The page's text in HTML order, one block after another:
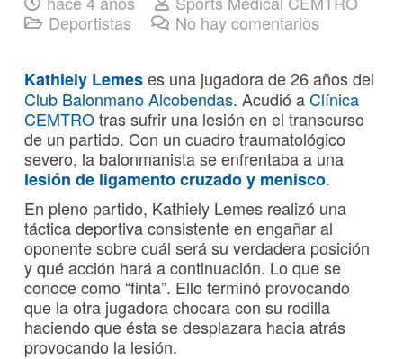
Deportistas
No hay comentarios
Kathiely Lemeses una jugadora de 26 años del
Club Balonmano Alcobendas. Acudió aClínica
CEMTROtras sufrir una lesión en el transcurso
de un partido. Con un cuadro traumatológico
severo, la balonmanista se enfrentaba a una
lesión de ligamento cruzadoy menisco.
En pleno partido, Kathiely Lemes realizó una
táctica deportiva consistente en engañar al
oponente sobre cuál será su verdadera posición
y qué acción hará a continuación. Lo que se
conoce como “finta”. Ello terminó provocando
que la otra jugadora chocara con su rodilla
haciendo que ésta se desplazara hacia atrás
provocando la lesión.